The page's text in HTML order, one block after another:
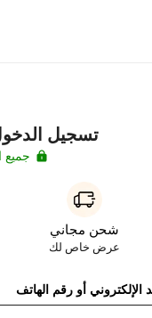
تسجيل
جميع
شحن مجاني
عرض خاص لك
الإلكتروني أو رقم الهاتف